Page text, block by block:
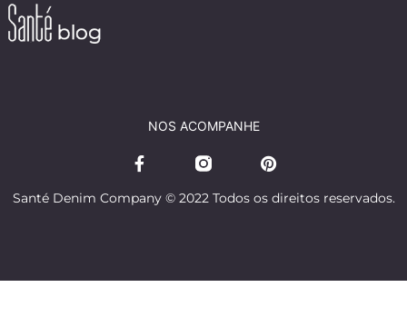
Santé Denim Company © 2022 Todos os direitos reservados.
NOS ACOMPANHE